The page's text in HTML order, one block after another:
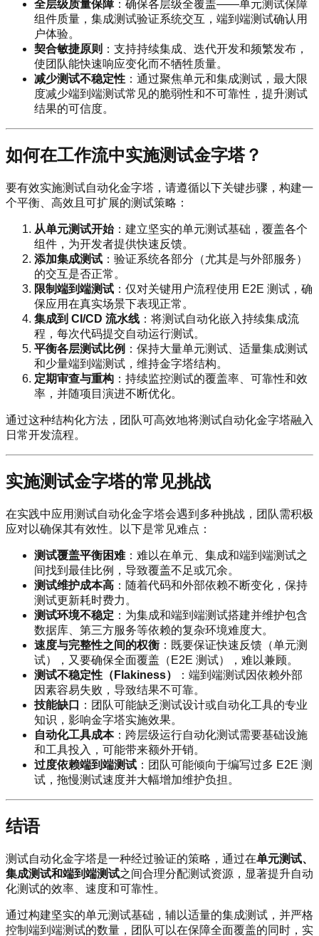
全层级质量保障：确保各层级全覆盖——单元测试保障
组件质量，集成测试验证系统交互，端到端测试确认用
户体验。
契合敏捷原则 ：支持持续集成、迭代开发和频繁发布，
使团队能快速响应变化而不牺牲质量。
减少测试不稳定性 ：通过聚焦单元和集成测试，最大限
度减少端到端测试常见的脆弱性和不可靠性，提升测试
结果的可信度。
如何在工作流中实施测试金字塔？
要有效实施测试自动化金字塔，请遵循以下关键步骤，构建一
个平衡、高效且可扩展的测试策略：
从单元测试开始：建立坚实的单元测试基础，覆盖各个
组件，为开发者提供快速反馈。
添加集成测试 ：验证系统各部分（尤其是与外部服务）
的交互是否正常。
限制端到端测试 ：仅对关键用户流程使用 E2E 测试，确
保应用在真实场景下表现正常。
集成到 CI/CD 流水线 ：将测试自动化嵌入持续集成流
程，每次代码提交自动运行测试。
平衡各层测试比例 ：保持大量单元测试、适量集成测试
和少量端到端测试，维持金字塔结构。
定期审查与重构 ：持续监控测试的覆盖率、可靠性和效
率，并随项目演进不断优化。
通过这种结构化方法，团队可高效地将测试自动化金字塔融入
日常开发流程。
实施测试金字塔的常见挑战
在实践中应用测试自动化金字塔会遇到多种挑战，团队需积极
应对以确保其有效性。以下是常见难点：
测试覆盖平衡困难：难以在单元、集成和端到端测试之
间找到最佳比例，导致覆盖不足或冗余。
测试维护成本高 ：随着代码和外部依赖不断变化，保持
测试更新耗时费力。
测试环境不稳定 ：为集成和端到端测试搭建并维护包含
数据库、第三方服务等依赖的复杂环境难度大。
速度与完整性之间的权衡 ：既要保证快速反馈（单元测
试），又要确保全面覆盖（E2E 测试），难以兼顾。
测试不稳定性（Flakiness）
：端到端测试因依赖外部
因素容易失败，导致结果不可靠。
技能缺口
：团队可能缺乏测试设计或自动化工具的专业
知识，影响金字塔实施效果。
自动化工具成本：跨层级运行自动化测试需要基础设施
和工具投入，可能带来额外开销。
过度依赖端到端测试 ：团队可能倾向于编写过多 E2E 测
试，拖慢测试速度并大幅增加维护负担。
结语
测试自动化金字塔是一种经过验证的策略，通过在单元测试、
集成测试和端到端测试之间合理分配测试资源，显著提升自动
化测试的效率、速度和可靠性。
通过构建坚实的单元测试基础，辅以适量的集成测试，并严格
控制端到端测试的数量，团队可以在保障全面覆盖的同时，实